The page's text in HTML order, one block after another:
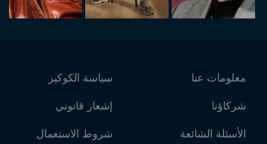
معلومات عنا
شركاؤنا
الأسئلة الشائعة
سياسة الكوكيز
إشعار قانوني
شروط الاستعمال